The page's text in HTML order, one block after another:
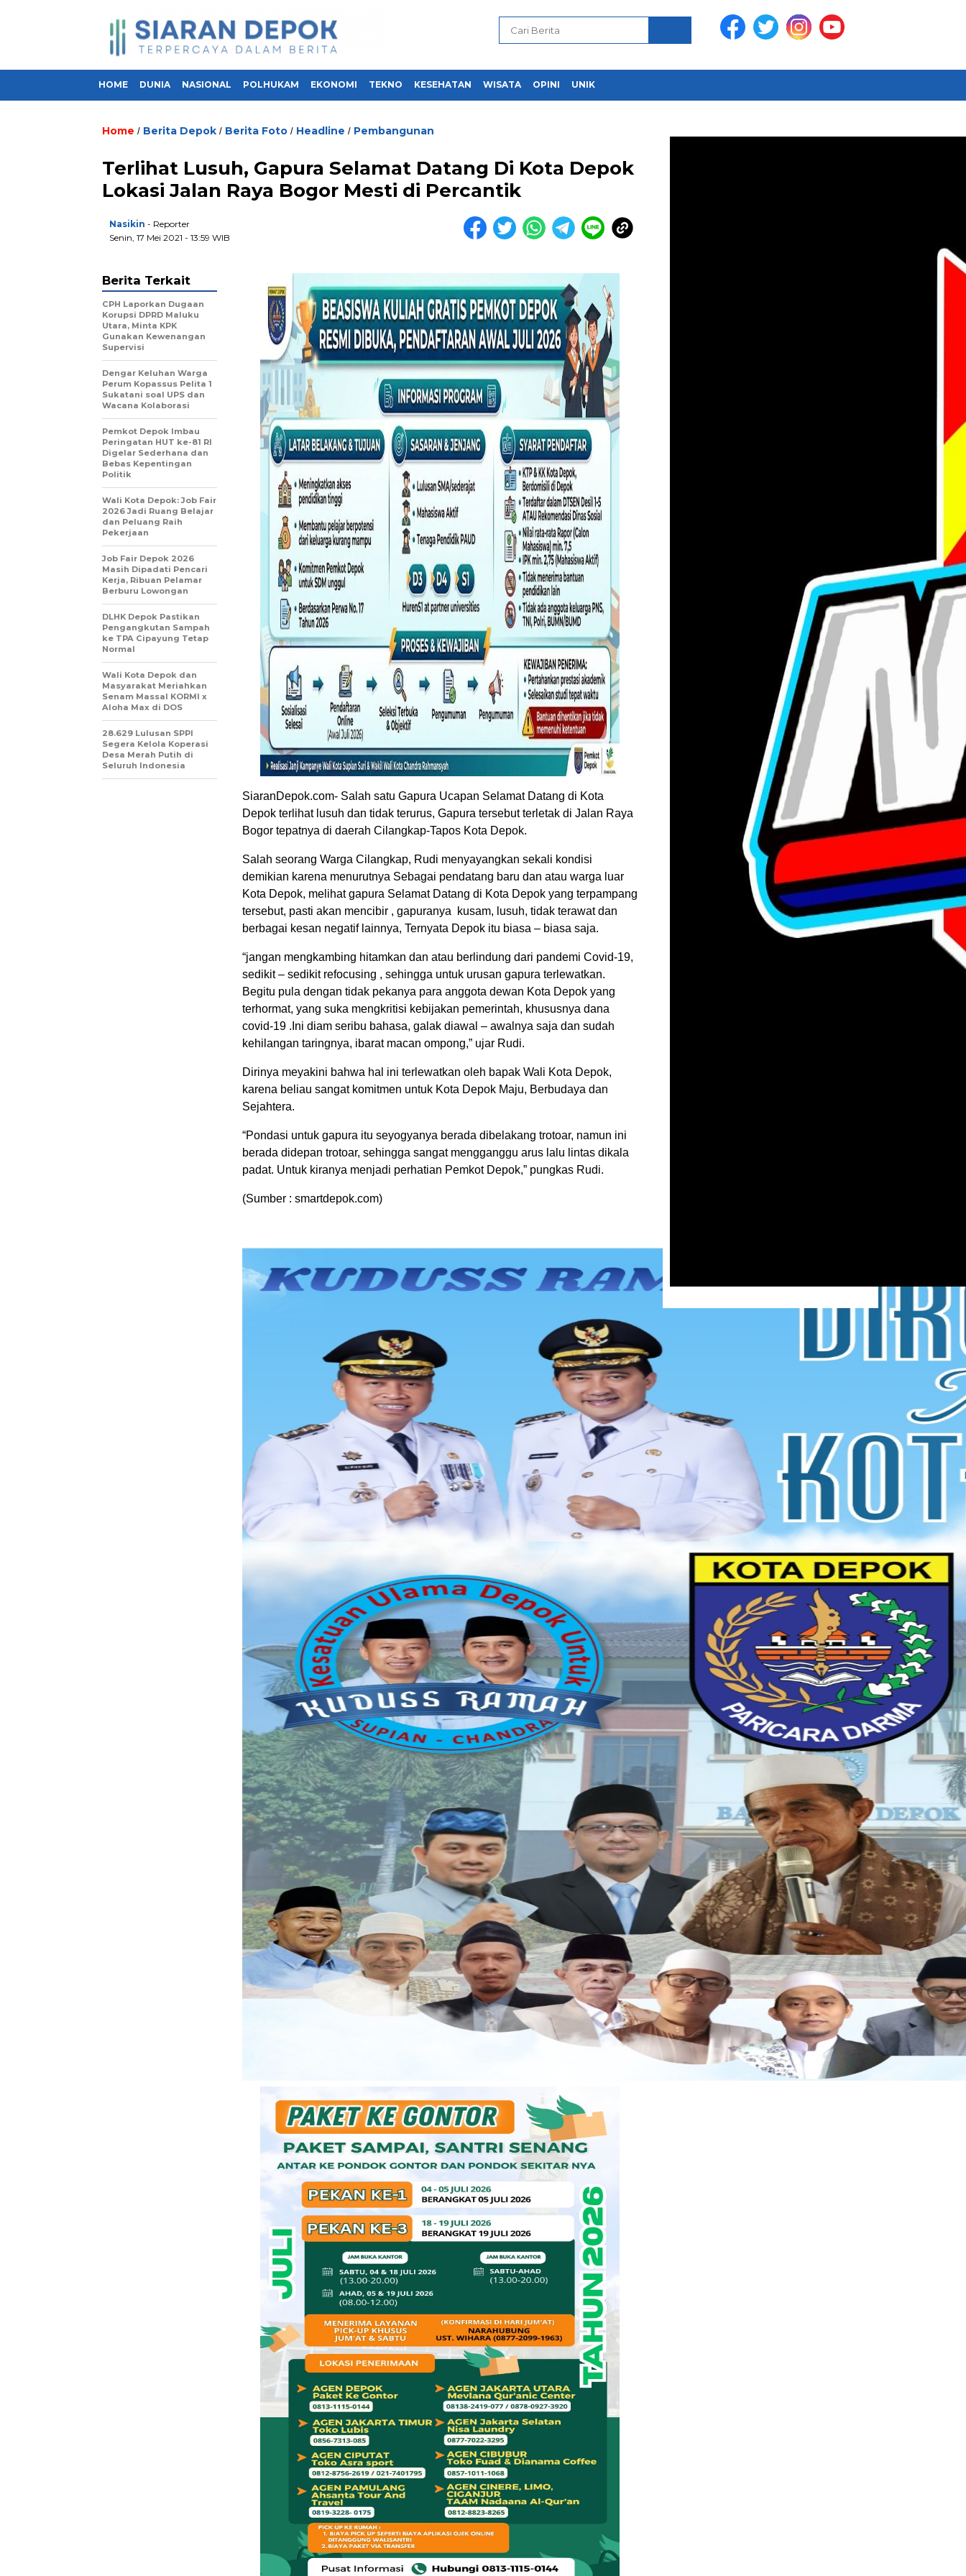
HOME DUNIA NASIONAL POLHUKAM EKONOMI TEKNO KESEHATAN WISATA OPINI UNIK
Home / Berita Depok / Berita Foto / Headline / Pembangunan
Terlihat Lusuh, Gapura Selamat Datang Di Kota Depok
Lokasi Jalan Raya Bogor Mesti di Percantik
Nasikin - Reporter
Senin, 17 Mei 2021 - 13:59 WIB
SiaranDepok.com- Salah satu Gapura Ucapan Selamat Datang di Kota
Depok terlihat lusuh dan tidak terurus, Gapura tersebut terletak di Jalan Raya
Bogor tepatnya di daerah Cilangkap-Tapos Kota Depok.
Salah seorang Warga Cilangkap, Rudi menyayangkan sekali kondisi
demikian karena menurutnya Sebagai pendatang baru dan atau warga luar
Kota Depok, melihat gapura Selamat Datang di Kota Depok yang terpampang
tersebut, pasti akan mencibir , gapuranya kusam, lusuh, tidak terawat dan
berbagai kesan negatif lainnya, Ternyata Depok itu biasa – biasa saja.
“jangan mengkambing hitamkan dan atau berlindung dari pandemi Covid-19,
sedikit – sedikit refocusing , sehingga untuk urusan gapura terlewatkan.
Begitu pula dengan tidak pekanya para anggota dewan Kota Depok yang
terhormat, yang suka mengkritisi kebijakan pemerintah, khususnya dana
covid-19 .Ini diam seribu bahasa, galak diawal – awalnya saja dan sudah
kehilangan taringnya, ibarat macan ompong,” ujar Rudi.
Dirinya meyakini bahwa hal ini terlewatkan oleh bapak Wali Kota Depok,
karena beliau sangat komitmen untuk Kota Depok Maju, Berbudaya dan
Sejahtera.
“Pondasi untuk gapura itu seyogyanya berada dibelakang trotoar, namun ini
berada didepan trotoar, sehingga sangat mengganggu arus lalu lintas dikala
padat. Untuk kiranya menjadi perhatian Pemkot Depok,” pungkas Rudi.
(Sumber : smartdepok.com)
Berita Terkait
CPH Laporkan Dugaan
Korupsi DPRD Maluku
Utara, Minta KPK
Gunakan Kewenangan
Supervisi
Dengar Keluhan Warga
Perum Kopassus Pelita 1
Sukatani soal UPS dan
Wacana Kolaborasi
Pemkot Depok Imbau
Peringatan HUT ke-81 RI
Digelar Sederhana dan
Bebas Kepentingan
Politik
Wali Kota Depok: Job Fair
2026 Jadi Ruang Belajar
dan Peluang Raih
Pekerjaan
Job Fair Depok 2026
Masih Dipadati Pencari
Kerja, Ribuan Pelamar
Berburu Lowongan
DLHK Depok Pastikan
Pengangkutan Sampah
ke TPA Cipayung Tetap
Normal
Wali Kota Depok dan
Masyarakat Meriahkan
Senam Massal KORMI x
Aloha Max di DOS
28.629 Lulusan SPPI
Segera Kelola Koperasi
Desa Merah Putih di
Seluruh Indonesia